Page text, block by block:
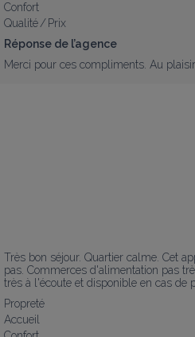
Confort
Qualité / Prix
Réponse de l’agence
Merci pour ces compliments. Au
Très bon séjour. Quartier calme. Cet
pas. Commerces d'alimentation pas
très à l'écoute et disponible en cas de
Propreté
Accueil